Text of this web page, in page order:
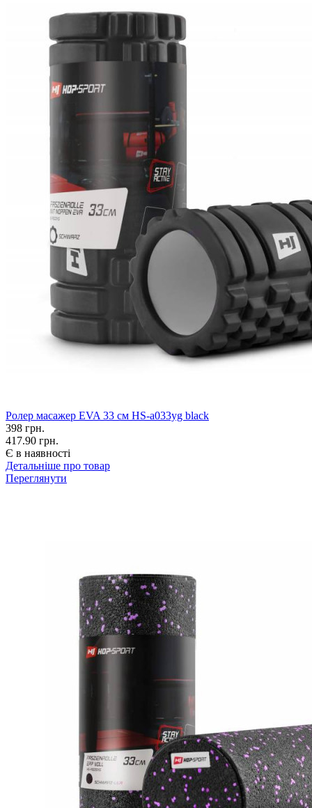
Ролер масажер EVA 33 см HS-a033yg black
398 грн.
417.90 грн.
Є в наявності
Детальніше про товар
Переглянути